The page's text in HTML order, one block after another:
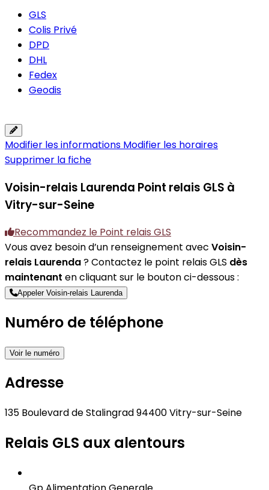
GLS
Colis Privé
DPD
DHL
Fedex
Geodis
Modifier les informations Modifier les horaires
Supprimer la fiche
Voisin-relais Laurenda Point relais GLS à
Vitry-sur-Seine
Recommandez le Point relais GLS
Vous avez besoin d’un renseignement avec Voisin-
relais Laurenda? Contactez le point relais GLS dès
maintenant en cliquant sur le bouton ci-dessous :
Appeler Voisin-relais Laurenda
Numéro de téléphone
Voir le numéro
Adresse
135 Boulevard de Stalingrad 94400 Vitry-sur-Seine
Relais GLS aux alentours